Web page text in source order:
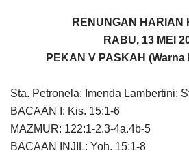
RENUNGAN HARIAN
RABU, 13 MEI
PEKAN V PASKAH
Sta. Petronela; Imenda Lambertini;
BACAAN I: Kis. 15:1-6
MAZMUR: 122:1-2.3-4a.4b-5
BACAAN INJIL: Yoh. 15:1-8